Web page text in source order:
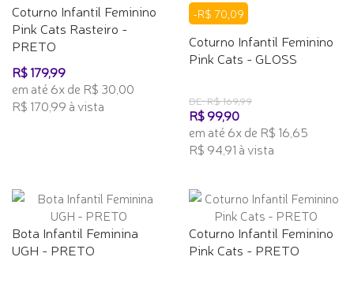
Coturno Infantil Feminino
Pink Cats Rasteiro -
PRETO
R$ 179,99
em até 6x de R$ 30,00
R$ 170,99 à vista
-R$ 70,09
Coturno Infantil Feminino
Pink Cats - GLOSS
DE: R$ 169,99
R$ 99,90
em até 6x de R$ 16,65
R$ 94,91 à vista
Bota Infantil Feminina
UGH - PRETO
Coturno Infantil Feminino
Pink Cats - PRETO